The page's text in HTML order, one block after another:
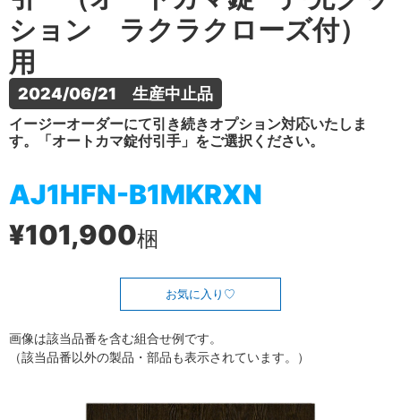
ション ラクラクローズ付）
用
2024/06/21　生産中止品
イージーオーダーにて引き続きオプション対応いたしま
す。「オートカマ錠付引手」をご選択ください。
AJ1HFN-B1MKRXN
¥101,900梱
お気に入り
画像は該当品番を含む組合せ例です。
（該当品番以外の製品・部品も表示されています。）